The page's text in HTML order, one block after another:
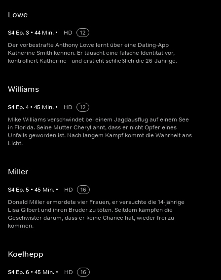
Lowe
S4 Ep.3 • 44 Min. • HD
12
Der vorbestrafte Anthony Lowe lernt über eine Dating-App
Katherine Smith kennen. Er täuscht eine falsche Identität vor,
kontrolliert Katherine - und ersticht schließlich die 26-Jährige.
Williams
S4 Ep.4 • 45 Min. • HD
12
Mike Williams verschwindet bei einem Jagdausflug auf einem See
in Florida. Seine Mutter Cheryl ahnt, dass er nicht Opfer eines
Unfalls geworden ist. Nach langem Kampf kommt die Wahrheit ans
Licht.
Miller
S4 Ep.5 • 45 Min. • HD
16
Donald Miller ermordete vier Frauen, er versuchte die 14-jährige
Lisa Gilbert und ihren Bruder zu töten. Seitdem kämpfen die
Geschwister darum, dass er keine Chance hat, wieder frei zu
kommen.
Koelhepp
S4 Ep.6 • 45 Min. • HD
16